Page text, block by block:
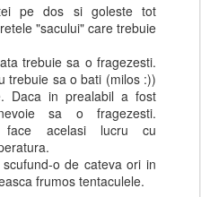
pe dos si goleste tot
"sacului" care trebuie
trebuie sa o fragezesti.
trebuie sa o bati (milos :))
Daca in prealabil a fost
sa o fragezesti.
face acelasi lucru cu
o de cateva ori in
frumos tentaculele.